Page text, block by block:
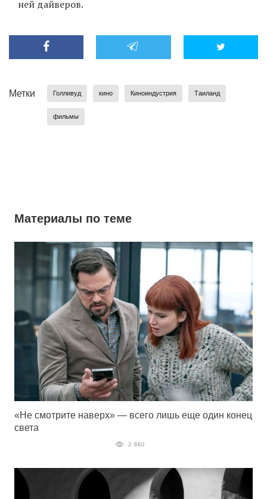
ней дайверов.
Метки Голливуд кино Киноиндустрия Таиланд
фильмы
Материалы по теме
«Не смотрите наверх» — всего лишь еще один конец
света
2 880